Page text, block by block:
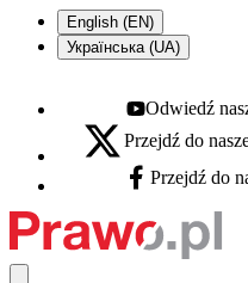
English (EN)
Українська (UA)
Youtube - otwiera
Odwiedź
X - otwiera się w nowej
Przejdź do
Facebook - otwiera
Przejdź do